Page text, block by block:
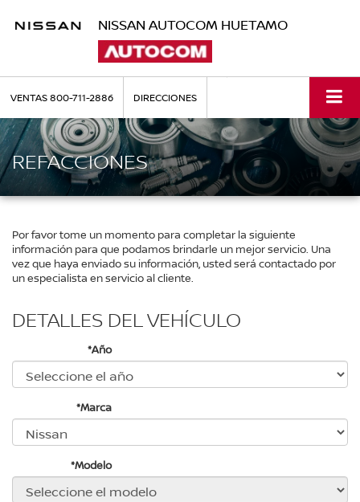
NISSAN AUTOCOM HUETAMO
VENTAS800-711-2886 DIRECCIONES
REFACCIONES
Por favor tome un momento para completar la siguiente
información para que podamos brindarle un mejor servicio. Una
vez que haya enviado su información, usted será contactado por
un especialista en servicio al cliente.
DETALLES DEL VEHÍCULO
*Año
*Marca
*Modelo